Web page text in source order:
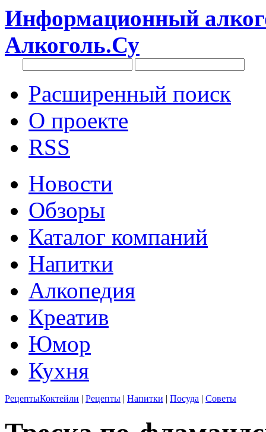
Информационный
Алкоголь.Су
Расширенный поиск
О проекте
RSS
Новости
Обзоры
Каталог компаний
Напитки
Алкопедия
Креатив
Юмор
Кухня
РецептыКоктейли | Рецепты | Напитки | Посуда | Советы